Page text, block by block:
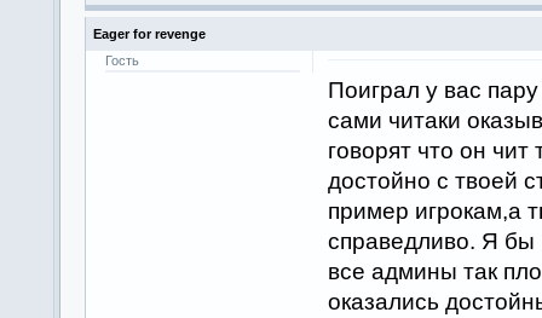
Eager for revenge
Гость
Поиграл у вас
сами читаки
говорят что он
достойно с твоей
пример игрокам,а
справедливо. Я бы
все админы так
оказались